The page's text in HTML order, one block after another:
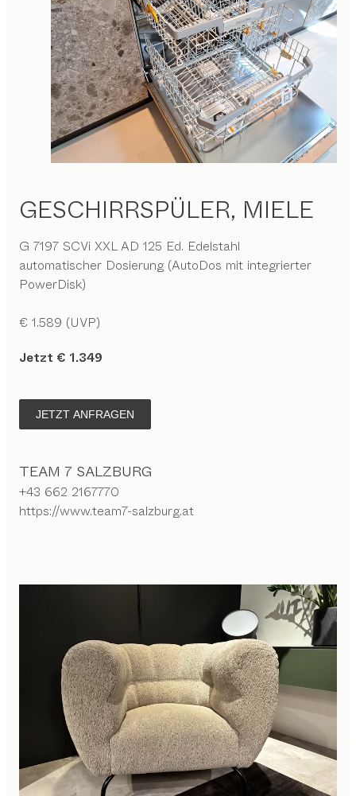
GESCHIRRSPÜLER, MIELE
G 7197 SCVi XXL AD 125 Ed. Edelstahl
automatischer Dosierung (AutoDos mit integrierter
PowerDisk)
€ 1.589 (UVP)
Jetzt € 1.349
JETZT ANFRAGEN
TEAM 7 SALZBURG
+43 662 2167770
https://www.team7-salzburg.at